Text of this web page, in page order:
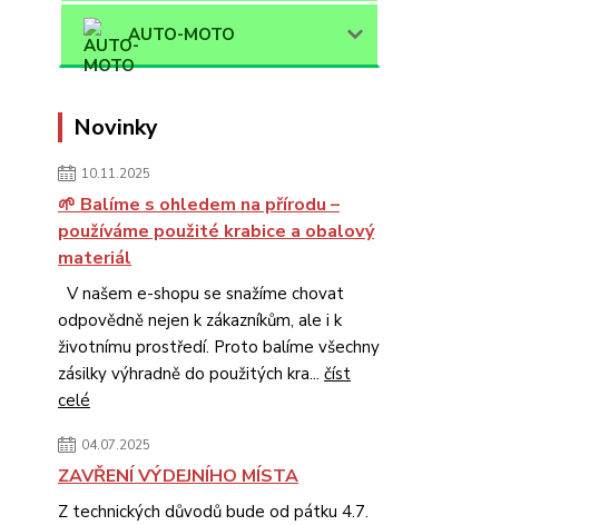
AUTO-MOTO
Novinky
10.11.2025
🌱 Balíme s ohledem na přírodu –
používáme použité krabice a obalový
materiál
V našem e-shopu se snažíme chovat
odpovědně nejen k zákazníkům, ale i k
životnímu prostředí. Proto balíme všechny
zásilky výhradně do použitých kra... číst
celé
04.07.2025
ZAVŘENÍ VÝDEJNÍHO MÍSTA
Z technických důvodů bude od pátku 4.7.